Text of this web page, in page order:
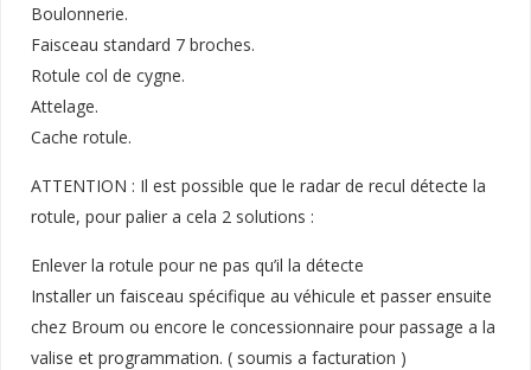
Boulonnerie.
Faisceau standard 7 broches.
Rotule col de cygne.
Attelage.
Cache rotule.
ATTENTION : Il est possible que le radar de recul détecte la
rotule, pour palier a cela 2 solutions :
Enlever la rotule pour ne pas qu’il la détecte
Installer un faisceau spécifique au véhicule et passer ensuite
chez Broum ou encore le concessionnaire pour passage a la
valise et programmation. ( soumis a facturation )